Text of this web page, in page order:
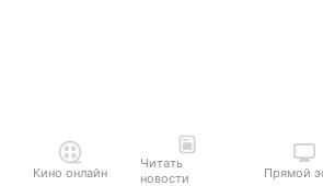
Кино онлайн
Читать
новости
Прямой